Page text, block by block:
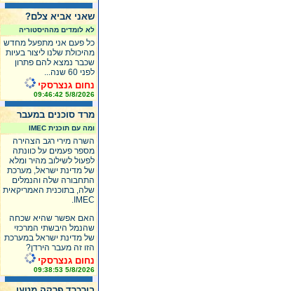
שאני אביא צלם?
לא לומדים מההיסטוריה
כל פעם אני מתפעל מחדש
מהיכולת שלנו ליצור בעיות
שכבר נמצא להם פתרון
לפני 60 שנה...
נחום גנצרסקי
5/8/2026 09:46:42
מרד סוכנים במעבר
ומה עם תוכנית IMEC
השרה מירי רגב הצהירה
מספר פעמים על כוונתה
לפעול לשילוב מהיר ומלא
של מדינת ישראל, מערכת
התחבורה שלה והנמלים
שלה, בתוכנית האמריקאית
IMEC.
האם אפשר שהיא שכחה
שהנמל היבשתי המרכזי
של מדינת ישראל במערכת
הזו זה מעבר הירדן?
נחום גנצרסקי
5/8/2026 09:38:53